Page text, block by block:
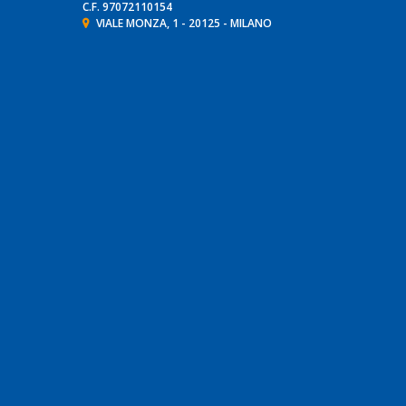
C.F. 97072110154
VIALE MONZA, 1 - 20125 - MILANO